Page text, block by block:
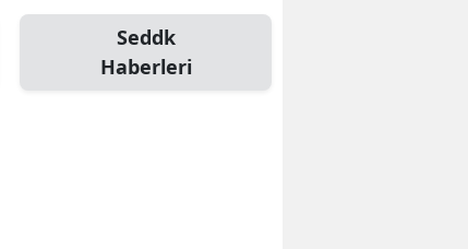
Seddk
Haberleri